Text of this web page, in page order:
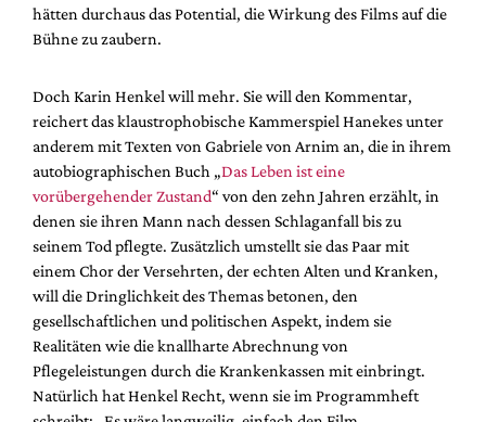
hätten durchaus das Potential, die Wirkung des Films auf die
Bühne zu zaubern.
Doch Karin Henkel will mehr. Sie will den Kommentar,
reichert das klaustrophobische Kammerspiel Hanekes unter
anderem mit Texten von Gabriele von Arnim an, die in ihrem
autobiographischen Buch „Das Leben ist eine
vorübergehender Zustand“ von den zehn Jahren erzählt, in
denen sie ihren Mann nach dessen Schlaganfall bis zu
seinem Tod pflegte. Zusätzlich umstellt sie das Paar mit
einem Chor der Versehrten, der echten Alten und Kranken,
will die Dringlichkeit des Themas betonen, den
gesellschaftlichen und politischen Aspekt, indem sie
Realitäten wie die knallharte Abrechnung von
Pflegeleistungen durch die Krankenkassen mit einbringt.
Natürlich hat Henkel Recht, wenn sie im Programmheft